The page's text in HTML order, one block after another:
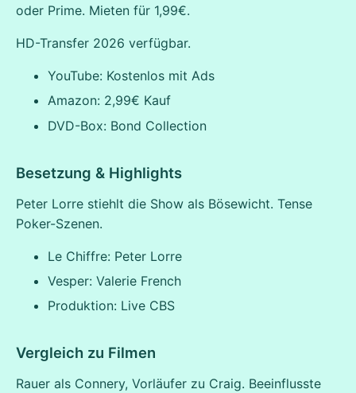
oder Prime. Mieten für 1,99€.
HD-Transfer 2026 verfügbar.
YouTube: Kostenlos mit Ads
Amazon: 2,99€ Kauf
DVD-Box: Bond Collection
Besetzung & Highlights
Peter Lorre stiehlt die Show als Bösewicht. Tense
Poker-Szenen.
Le Chiffre: Peter Lorre
Vesper: Valerie French
Produktion: Live CBS
Vergleich zu Filmen
Rauer als Connery, Vorläufer zu Craig. Beeinflusste